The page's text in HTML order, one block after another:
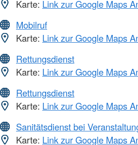
Karte: Link zur Google Maps
Mobilruf
Karte: Link zur Google Maps
Rettungsdienst
Karte: Link zur Google Maps
Rettungsdienst
Karte: Link zur Google Maps
Sanitätsdienst bei
Karte: Link zur Google Maps